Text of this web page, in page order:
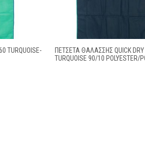
TURQUOISE-
ΠΕΤΣΈΤΑ ΘΑΛΆΣΣΗΣ QUICK DRY
TURQUOISE 90/10 POLYESTER/